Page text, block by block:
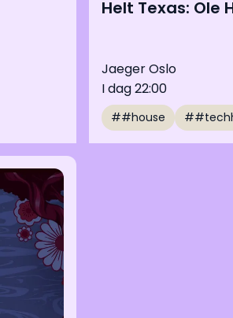
Helt Texas: Ole
Jaeger Oslo
I dag 22:00
##house